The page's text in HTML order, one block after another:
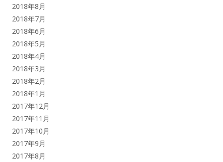
2018年8月
2018年7月
2018年6月
2018年5月
2018年4月
2018年3月
2018年2月
2018年1月
2017年12月
2017年11月
2017年10月
2017年9月
2017年8月